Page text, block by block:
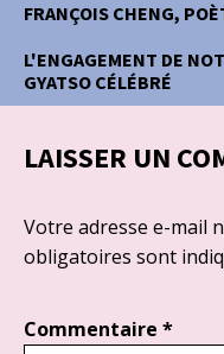
FRANÇOIS CHENG,
L'ENGAGEMENT DE
GYATSO CÉLÉBRÉ
LAISSER UN
Votre adresse e-mail
obligatoires sont
Commentaire *